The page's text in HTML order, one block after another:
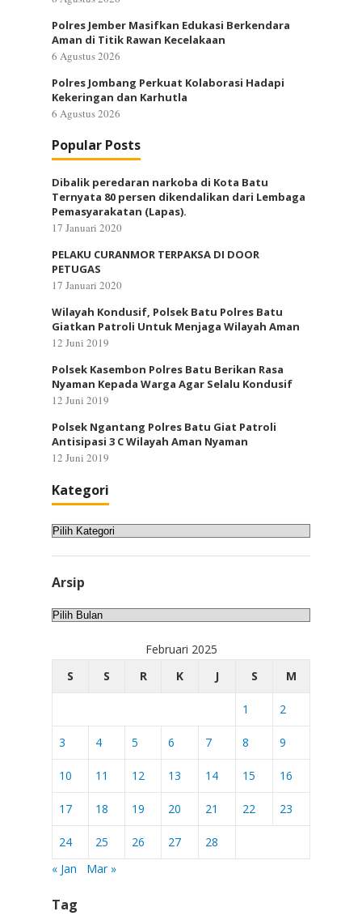
Polres Jember Masifkan Edukasi Berkendara
Aman di Titik Rawan Kecelakaan
6 Agustus 2026
Polres Jombang Perkuat Kolaborasi Hadapi
Kekeringan dan Karhutla
6 Agustus 2026
Popular Posts
Dibalik peredaran narkoba di Kota Batu
Ternyata 80 persen dikendalikan dari Lembaga
Pemasyarakatan (Lapas).
17 Januari 2020
PELAKU CURANMOR TERPAKSA DI DOOR
PETUGAS
17 Januari 2020
Wilayah Kondusif, Polsek Batu Polres Batu
Giatkan Patroli Untuk Menjaga Wilayah Aman
12 Juni 2019
Polsek Kasembon Polres Batu Berikan Rasa
Nyaman Kepada Warga Agar Selalu Kondusif
12 Juni 2019
Polsek Ngantang Polres Batu Giat Patroli
Antisipasi 3 C Wilayah Aman Nyaman
12 Juni 2019
Kategori
Kategori
Arsip
Arsip
Februari 2025
S
S R K J S M
1 2
3 4 5 6 7 8 9
10 11 12 13 14 15 16
17 18 19 20 21 22 23
24 25 26 27
28
« Jan
Mar »
Tag